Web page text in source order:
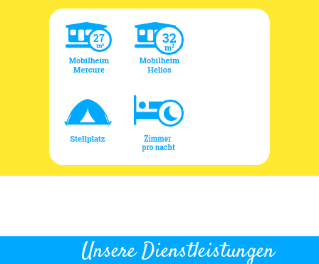
Unsere Dienstleistungen